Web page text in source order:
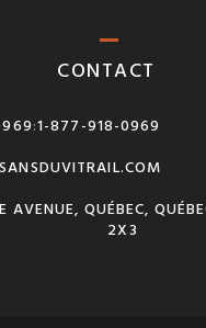
CONTACT
:1-877-918-0969
AVENUE, QUÉBEC,
2X3